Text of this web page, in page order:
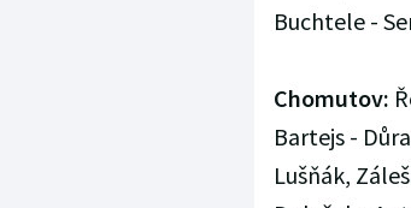
Buchtele -
Chomutov:
Bartejs -
Lušňák,